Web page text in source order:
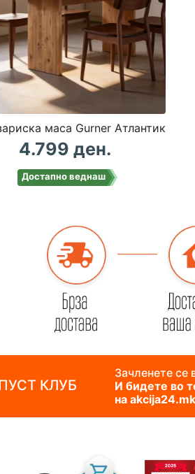
маса Gurner Атлантик
4.799 ден.
Достапно веднаш
КЛУБ
Зачленете се
И бидете во
на